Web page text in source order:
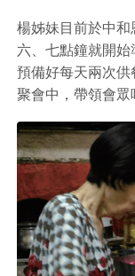
楊姊妹目前於中
六、七點鐘就開
預備好每天兩次
聚會中，帶領會眾